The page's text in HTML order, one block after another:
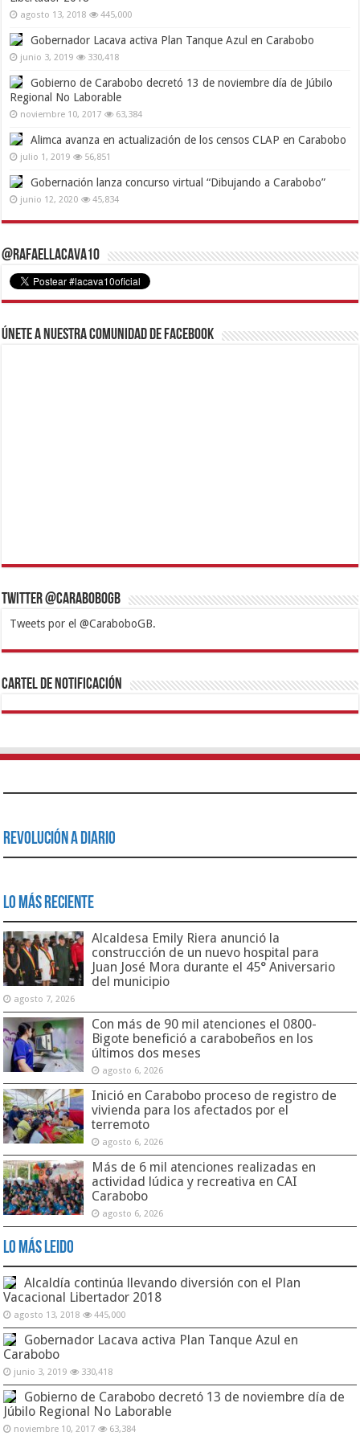
agosto 13, 2018 445,000
Gobernador Lacava activa Plan Tanque Azul en Carabobo
junio 3, 2019 330,418
Gobierno de Carabobo decretó 13 de noviembre día de Júbilo
Regional No Laborable
noviembre 10, 2017 63,384
Alimca avanza en actualización de los censos CLAP en Carabobo
julio 1, 2019 56,851
Gobernación lanza concurso virtual “Dibujando a Carabobo”
junio 12, 2020 45,834
@RafaelLacava10
Únete a nuestra comunidad de Facebook
Twitter @CaraboboGB
Tweets por el @CaraboboGB.
1xbetBetturkeyBetistKralbetSupertotobetTipobetMatadorbetMariobet
https://mvbcasino.com/
Cartel de Notificación
Revolución a Diario
Lo Más Reciente
Alcaldesa Emily Riera anunció la
construcción de un nuevo hospital para
Juan José Mora durante el 45° Aniversario
del municipio
agosto 7, 2026
Con más de 90 mil atenciones el 0800-
Bigote benefició a carabobeños en los
últimos dos meses
agosto 6, 2026
Inició en Carabobo proceso de registro de
vivienda para los afectados por el
terremoto
agosto 6, 2026
Más de 6 mil atenciones realizadas en
actividad lúdica y recreativa en CAI
Carabobo
agosto 6, 2026
Lo Más Leido
Alcaldía continúa llevando diversión con el Plan
Vacacional Libertador 2018
agosto 13, 2018 445,000
Gobernador Lacava activa Plan Tanque Azul en
Carabobo
junio 3, 2019 330,418
Gobierno de Carabobo decretó 13 de noviembre día de
Júbilo Regional No Laborable
noviembre 10, 2017 63,384